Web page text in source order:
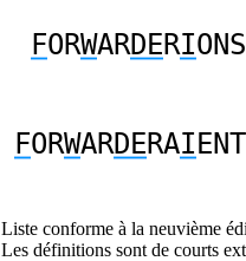
FORWARDERIONS
FORWARDERAI ENT
Liste conforme à la neuvième
Les définitions sont de courts